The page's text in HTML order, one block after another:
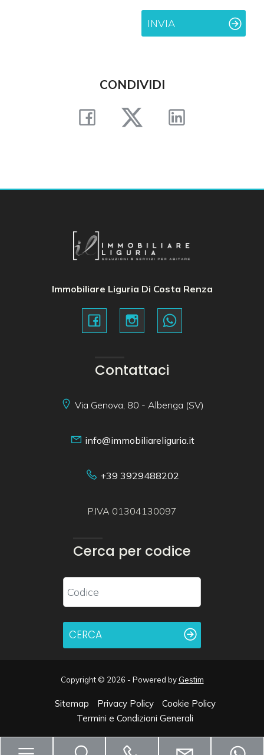
INVIA
CONDIVIDI
Immobiliare Liguria Di Costa Renza
Contattaci
Via Genova, 80 - Albenga (SV)
info@immobiliareliguria.it
+39 3929488202
P.IVA 01304130097
Cerca per codice
CERCA
Copyright © 2026 - Powered by Gestim
Sitemap Privacy Policy
Cookie Policy
Termini e Condizioni Generali
Torna su
Nuova costruzione